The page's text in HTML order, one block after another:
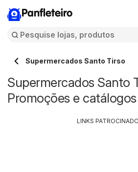
Panfleteiro
Supermercados Santo Tirso
Supermercados Santo
Promoções e catálogos
LINKS